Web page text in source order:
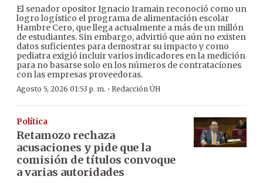
El senador opositor Ignacio Iramain reconoció como un
logro logístico el programa de alimentación escolar
Hambre Cero, que llega actualmente a más de un millón
de estudiantes. Sin embargo, advirtió que aún no existen
datos suficientes para demostrar su impacto y como
pediatra exigió incluir varios indicadores en la medición
para no basarse solo en los números de contrataciones
con las empresas proveedoras.
Agosto 5, 2026 01:53 p. m. · Redacción ÚH
Política
Retamozo rechaza
acusaciones y pide que la
comisión de títulos convoque
a varias autoridades